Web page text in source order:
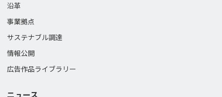
沿革
事業拠点
サステナブル調達
情報公開
広告作品ライブラリー
ニュース